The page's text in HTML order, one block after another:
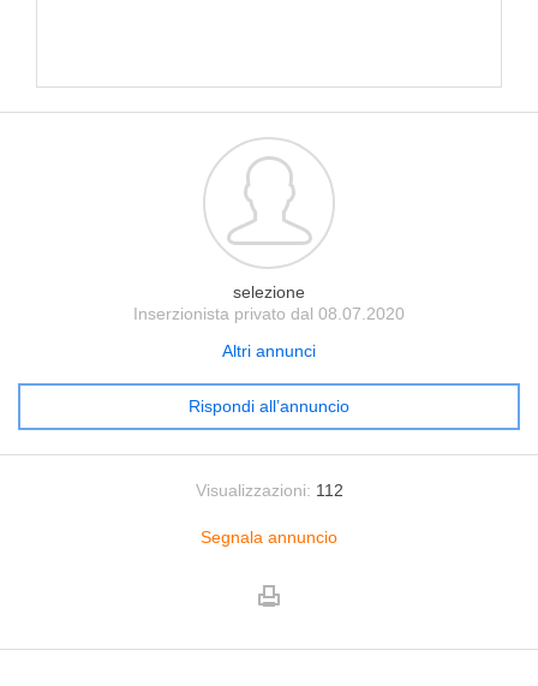
selezione
Inserzionista privato dal 08.07.2020
Altri annunci
Rispondi all’annuncio
Visualizzazioni: 112
Segnala annuncio